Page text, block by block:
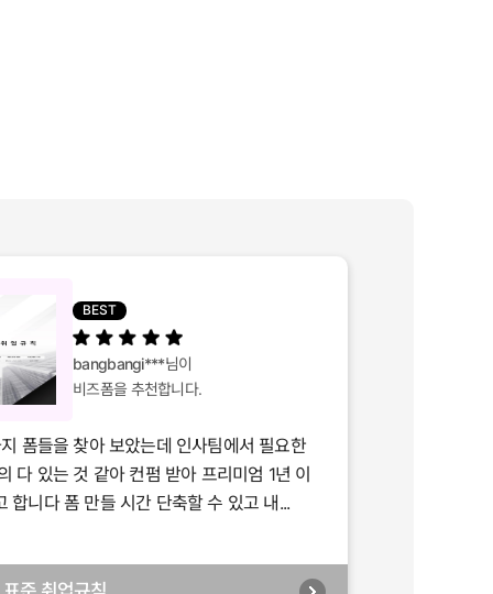
BEST
bangbangi***님이
비즈폼을 추천합니다.
폼들을 찾아 보았는데 인사팀에서 필요한
다 있는 것 같아 컨펌 받아 프리미엄 1년 이
합니다 폼 만들 시간 단축할 수 있고 내...